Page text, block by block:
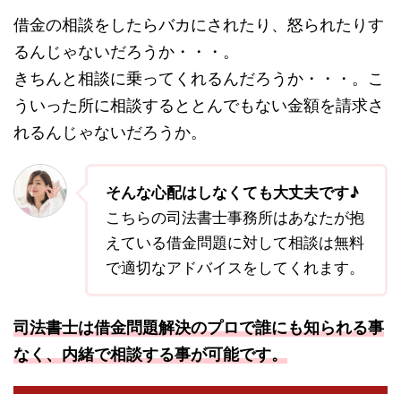
借金の相談をしたらバカにされたり、怒られたりす
るんじゃないだろうか・・・。
きちんと相談に乗ってくれるんだろうか・・・。こ
ういった所に相談するととんでもない金額を請求さ
れるんじゃないだろうか。
そんな心配はしなくても大丈夫です♪
こちらの司法書士事務所はあなたが抱
えている借金問題に対して相談は無料
で適切なアドバイスをしてくれます。
司法書士は借金問題解決のプロで誰にも知られる事
なく、内緒で相談する事が可能です。